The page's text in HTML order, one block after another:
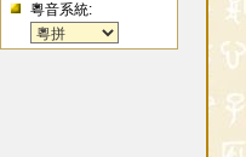
粵音系統: